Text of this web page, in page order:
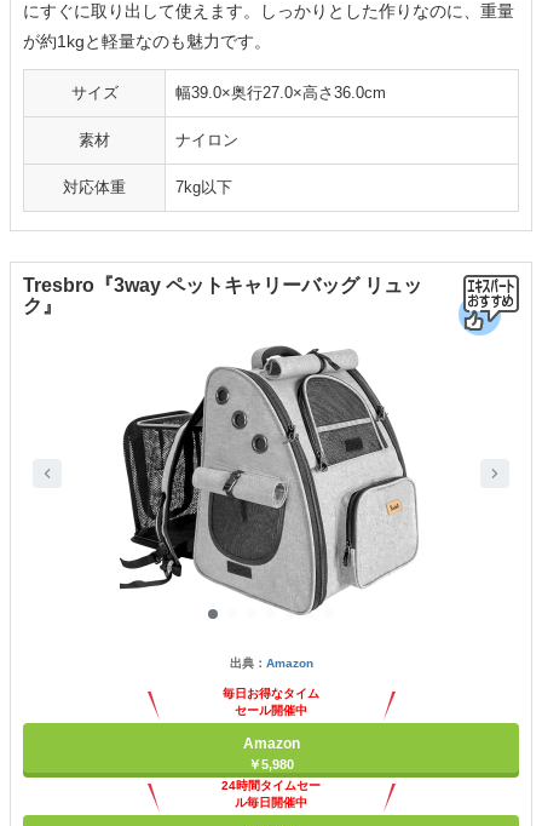
にすぐに取り出して使えます。しっかりとした作りなのに、重量
が約1kgと軽量なのも魅力です。
サイズ 幅39.0×奥行27.0×高さ36.0cm
素材 ナイロン
対応体重 7kg以下
Tresbro『3way ペットキャリーバッグ リュッ
ク』
出典： Amazon
毎日お得なタイム
セール開催中
Amazon
￥5,980
24時間タイムセー
ル毎日開催中